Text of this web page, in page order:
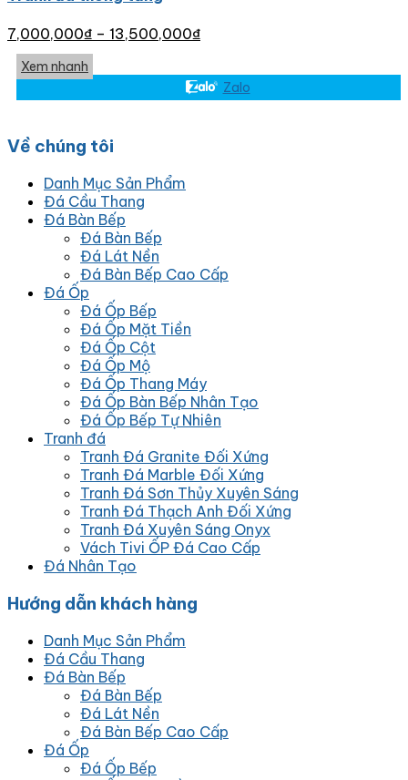
7,000,000₫ – 13,500,000₫
Xem nhanh
Zalo
Về chúng tôi
Danh Mục Sản Phẩm
Đá Cầu Thang
Đá Bàn Bếp
Đá Bàn Bếp
Đá Lát Nền
Đá Bàn Bếp Cao Cấp
Đá Ốp
Đá Ốp Bếp
Đá Ốp Mặt Tiền
Đá Ốp Cột
Đá Ốp Mộ
Đá Ốp Thang Máy
Đá Ốp Bàn Bếp Nhân Tạo
Đá Ốp Bếp Tự Nhiên
Tranh đá
Tranh Đá Granite Đối Xứng
Tranh Đá Marble Đối Xứng
Tranh Đá Sơn Thủy Xuyên Sáng
Tranh Đá Thạch Anh Đối Xứng
Tranh Đá Xuyên Sáng Onyx
Vách Tivi ỐP Đá Cao Cấp
Đá Nhân Tạo
Hướng dẫn khách hàng
Danh Mục Sản Phẩm
Đá Cầu Thang
Đá Bàn Bếp
Đá Bàn Bếp
Đá Lát Nền
Đá Bàn Bếp Cao Cấp
Đá Ốp
Đá Ốp Bếp